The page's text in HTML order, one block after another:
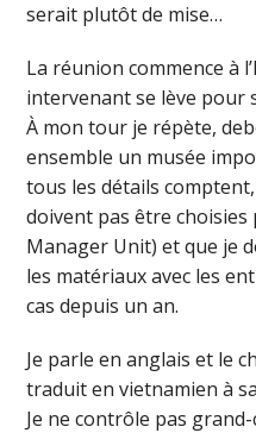
serait plutôt de mise…
La réunion commence à
intervenant se lève pour
À mon tour je répète,
ensemble un musée
tous les détails
doivent pas être choisies
Manager Unit) et que je
les matériaux avec les
cas depuis un an.
Je parle en anglais et le
traduit en vietnamien à
Je ne contrôle pas